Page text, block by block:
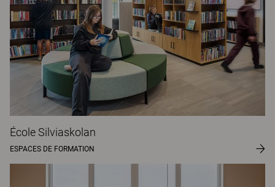
École Silviaskolan
ESPACES DE FORMATION